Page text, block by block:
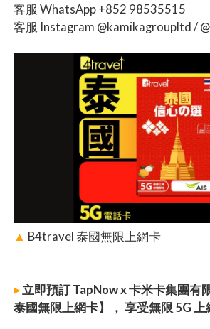
客服 WhatsApp +852 98535515
客服 Instagram @kamikagroupltd /
▲ B4travel 泰國無限上網卡
▸立即預訂 TapNow x 卡米卡集團有
泰國無限上網卡】， 享受無限 5G 上